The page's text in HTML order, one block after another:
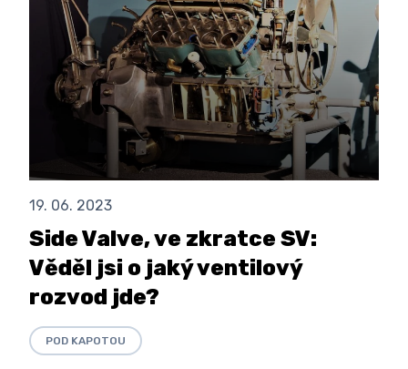
19. 06. 2023
Side Valve, ve zkratce SV:
Věděl jsi o jaký ventilový
rozvod jde?
POD KAPOTOU